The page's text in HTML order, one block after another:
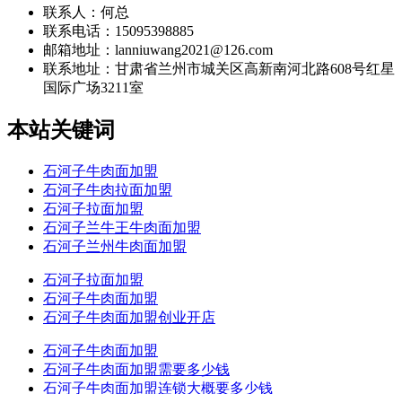
联系人：何总
联系电话：15095398885
邮箱地址：lanniuwang2021@126.com
联系地址： 甘肃省兰州市城关区高新南河北路608号红星
国际广场3211室
本站关键词
石河子牛肉面加盟
石河子牛肉拉面加盟
石河子拉面加盟
石河子兰牛王牛肉面加盟
石河子兰州牛肉面加盟
石河子拉面加盟
石河子牛肉面加盟
石河子牛肉面加盟创业开店
石河子牛肉面加盟
石河子牛肉面加盟需要多少钱
石河子牛肉面加盟连锁大概要多少钱